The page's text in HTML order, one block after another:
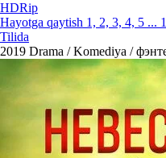
HDRip
Hayotga qaytish 1, 2, 3, 4, 5 ...
Tilida
2019 Drama / Komediya /